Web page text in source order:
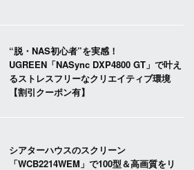
“脱・NAS初心者”を実感！
UGREEN「NASync DXP4800 GT」で叶え
るストレスフリーなクリエイティブ環境
【割引クーポン有】
シアターハウスのスクリーン
「WCB2214WEM」で100型＆高画質をリ